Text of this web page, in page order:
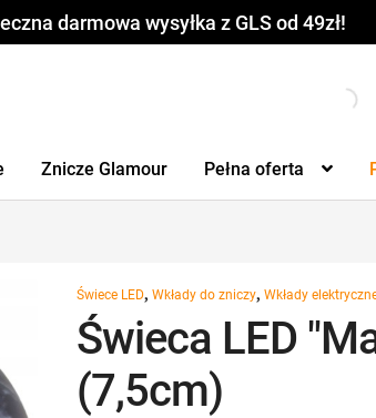
darmowa wysyłka z GLS od 49zł!
Znicze Glamour Pełna oferta
Świece LED,Wkłady do zniczy,Wkłady
Świeca LED
(7,5cm)